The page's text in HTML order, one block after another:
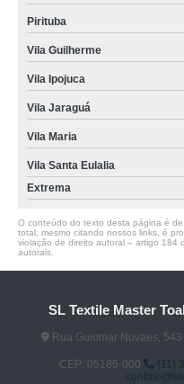
Pirituba
Vila Guilherme
Vila Ipojuca
Vila Jaraguá
Vila Maria
Vila Santa Eulalia
Extrema
O conteúdo do texto desta página é
total, mesmo citando nossos links, é
violação de direito autoral – artigo 184
autorais
SL Textile Master
Rua Guiomar Novaes,
CEP: 05185-000
(11)